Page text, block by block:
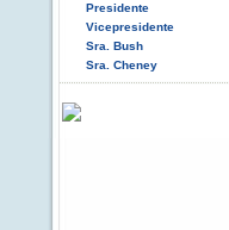
Presidente
Vicepresidente
Sra. Bush
Sra. Cheney